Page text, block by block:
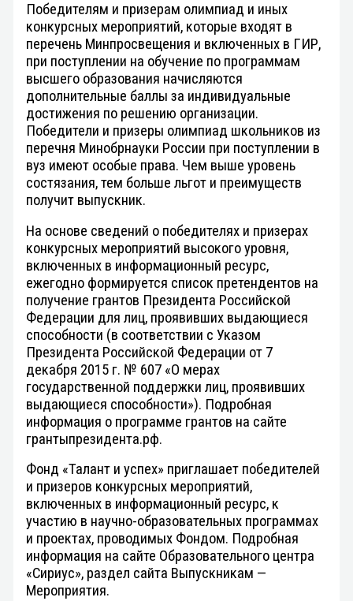
Победителям и призерам олимпиад и иных
конкурсных мероприятий, которые входят в
перечень Минпросвещения и включенных в ГИР,
при поступлении на обучение по программам
высшего образования начисляются
дополнительные баллы за индивидуальные
достижения по решению организации.
Победители и призеры олимпиад школьников из
перечня Минобрнауки России при поступлении в
вуз имеют особые права. Чем выше уровень
состязания, тем больше льгот и преимуществ
получит выпускник.
На основе сведений о победителях и призерах
конкурсных мероприятий высокого уровня,
включенных в информационный ресурс,
ежегодно формируется список претендентов на
получение грантов Президента Российской
Федерации для лиц, проявивших выдающиеся
способности (в соответствии с Указом
Президента Российской Федерации от 7
декабря 2015 г. № 607 «О мерах
государственной поддержки лиц, проявивших
выдающиеся способности»). Подробная
информация о программе грантов на сайте
грантыпрезидента.рф.
Фонд «Талант и успех» приглашает победителей
и призеров конкурсных мероприятий,
включенных в информационный ресурс, к
участию в научно-образовательных программах
и проектах, проводимых Фондом. Подробная
информация на сайте Образовательного центра
«Сириус», раздел сайта Выпускникам —
Мероприятия.